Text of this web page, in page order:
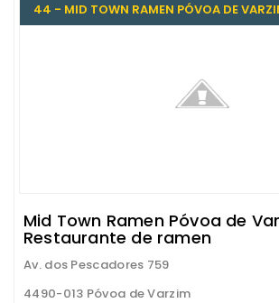
44 - MID TOWN RAMEN PÓVOA DE
Mid Town Ramen Póvoa de
Restaurante de ramen
Av. dos Pescadores 759
4490-013 Póvoa de Varzim